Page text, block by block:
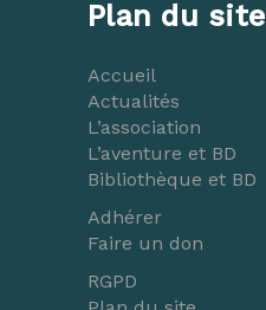
Plan du site
Accueil
Actualités
L’association
L’aventure et BD
Bibliothèque et BD
Adhérer
Faire un don
RGPD